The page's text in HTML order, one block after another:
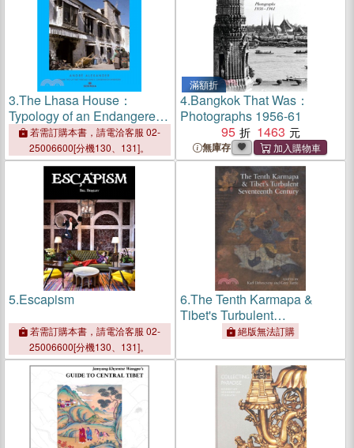
3.The Lhasa House：
Typology of an Endangered
Species
若需訂購本書，請電洽客服 02-
25006600[分機130、131]。
滿額折
4.Bangkok That Was：
Photographs 1956-61
95
1463
無庫存
5.Escapism
若需訂購本書，請電洽客服 02-
25006600[分機130、131]。
6.The Tenth Karmapa &
Tibet's Turbulent
Seventeenth Century
絕版無法訂購